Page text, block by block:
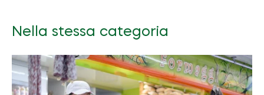
Nella stessa categoria